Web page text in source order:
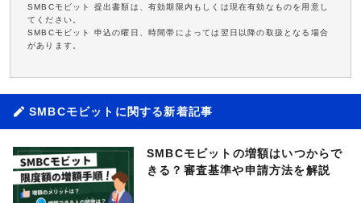
SMBCモビット 提出書類は、有効期限内もしくは現在有効なものを用意し
てください。
SMBCモビット 申込の曜日、時間帯によっては翌日以降の取扱となる場合
があります。
SMBCモビットに関する新着記事
SMBCモビットの増額はいつからで
きる？審査基準や申請方法を解説